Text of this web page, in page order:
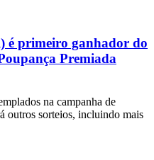
é primeiro ganhador do
Premiada
na campanha de
outros sorteios, incluindo mais